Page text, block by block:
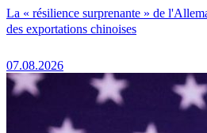
La « résilience surprenante » de
des exportations chinoises
07.08.2026